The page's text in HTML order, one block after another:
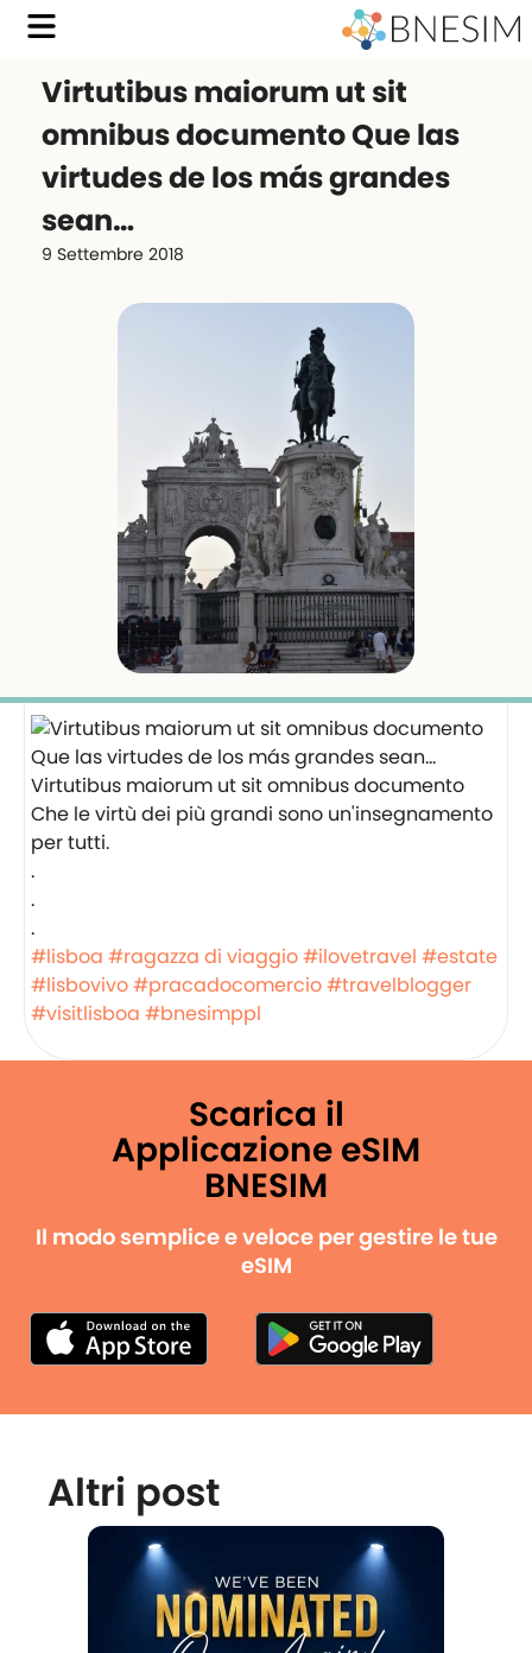
Virtutibus maiorum ut sit
omnibus documento Que las
virtudes de los más grandes
sean…
9 Settembre 2018
Virtutibus maiorum ut sit omnibus documento
Che le virtù dei più grandi sono un'insegnamento
per tutti.
.
.
.
#lisboa #ragazza di viaggio#ilovetravel #estate
#lisbovivo#pracadocomercio#travelblogger
#visitlisboa #bnesimppl
Scarica il
Applicazione eSIM
BNESIM
Il modo semplice e veloce per gestire le tue
eSIM
Altri post